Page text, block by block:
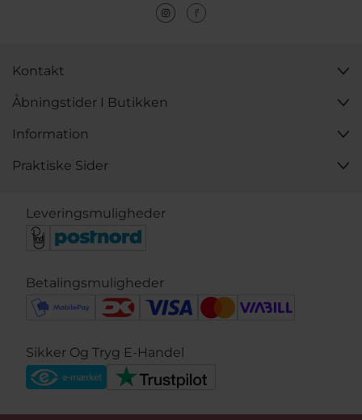
Kontakt
Åbningstider I Butikken
Information
Praktiske Sider
Leveringsmuligheder
Betalingsmuligheder
Sikker Og Tryg E-Handel